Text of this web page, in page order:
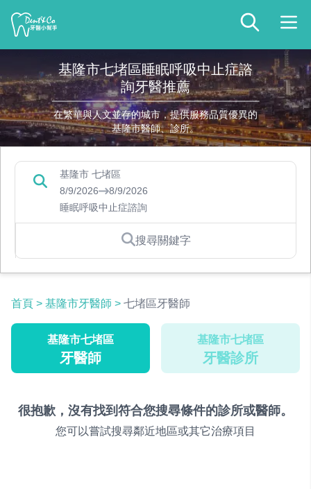
基隆市七堵區睡眠呼吸中止症諮
詢牙醫推薦
在繁華與人文並存的城市，提供服務品質優異的
基隆市醫師、診所。
基隆市 七堵區
8/9/2026
8/9/2026
睡眠呼吸中止症諮詢
搜尋關鍵字
首頁 > 基隆市牙醫師 > 七堵區牙醫師
基隆市七堵區
牙醫師
基隆市七堵區
牙醫診所
很抱歉，沒有找到符合您搜尋條件的診所或醫師。
您可以嘗試搜尋鄰近地區或其它治療項目